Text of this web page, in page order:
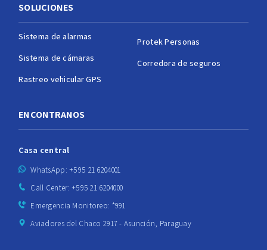
SOLUCIONES
Sistema de alarmas
Sistema de cámaras
Rastreo vehicular GPS
Protek Personas
Corredora de seguros
ENCONTRANOS
Casa central
WhatsApp: +595 21 6204001
Call Center: +595 21 6204000
Emergencia Monitoreo: *991
Aviadores del Chaco 2917 - Asunción, Paraguay